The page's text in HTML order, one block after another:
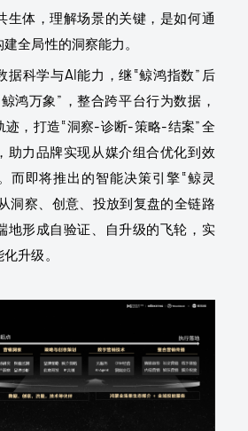
生体，理解场景的关键，是如何通
全局性的洞察能力。
据科学与AI能力，继“鲸鸿指数”后
鸿万象”，整合跨平台行为数据，
迹，打造“洞察-诊断-策略-结案”全
助力品牌实现从媒介组合优化到效
而即将推出的智能决策引擎“鲸灵
洞察、创意、投放到复盘的全链路
地形成自验证、自升级的飞轮，实
升级。